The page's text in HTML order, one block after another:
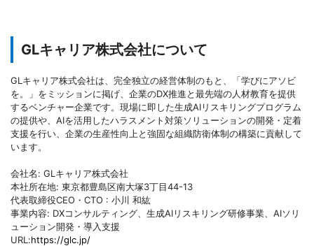
GLキャリア株式会社について
GLキャリア株式会社は、完全独立の経営体制のもと、「学びにアソビ
を。」をミッションに掲げ、企業のDX推進と最先端の人材教育を提供
するベンチャー企業です。現場に即した生成AIリスキリングプログラム
の提供や、AIを活用したハラスメント対策ソリューションの開発・定着
支援を行い、企業の生産性向上と強固な組織防衛体制の構築に貢献して
います。
会社名: GLキャリア株式会社
本社所在地: 東京都豊島区南大塚3丁目44-13
代表取締役CEO・CTO : 小川 和紘
事業内容: DXコンサルティング、生成AIリスキリング研修事業、AIソリ
ューション開発・導入支援
URL:https://glc.jp/